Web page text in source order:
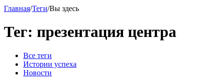
Главная/Теги/Вы здесь
Тег: презентация центра
Все теги
Истории успеха
Новости